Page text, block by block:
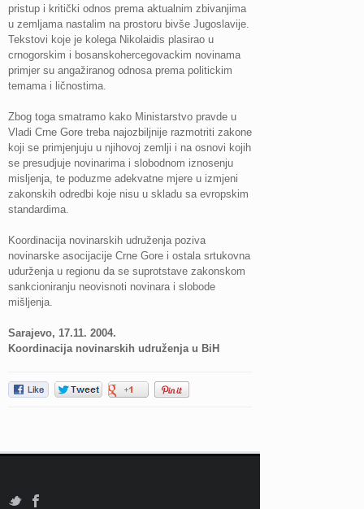
pristup i kritički odnos prema aktualnim zbivanjima
u zemljama nastalim na prostoru bivše Jugoslavije.
Tekstovi koje je kolega Nikolaidis plasirao u
crnogorskim i bosanskohercegovackim novinama
primjer su angažiranog odnosa prema politickim
temama i ličnostima.
Zbog toga smatramo kako Ministarstvo pravde u
Vladi Crne Gore treba najozbiljnije razmotriti zakone
koji se primjenjuju u njihovoj zemlji i na osnovi kojih
se presudjuje novinarima i slobodnom iznosenju
misljenja, te poduzme adekvatne mjere u izmjeni
zakonskih odredbi koje nisu u skladu sa evropskim
standardima.
Koordinacija novinarskih udruženja poziva
novinarske asocijacije Crne Gore i ostala srtukovna
udurženja u regionu da se suprotstave zakonskom
sankcioniranju neovisnoti novinara i slobode
mišljenja.
Sarajevo, 17.11. 2004.
Koordinacija novinarskih udruženja u BiH